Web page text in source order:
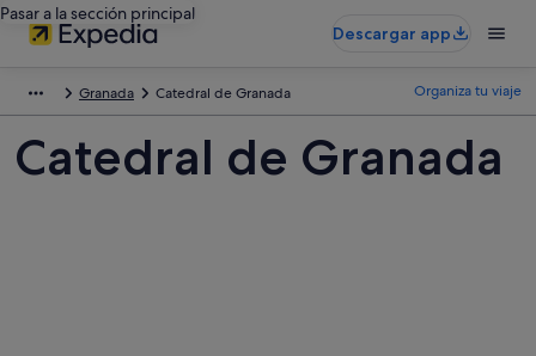
Pasar a la sección principal
Descargar app
Granada Catedral de Granada Organiza tu viaje
Catedral de Granada